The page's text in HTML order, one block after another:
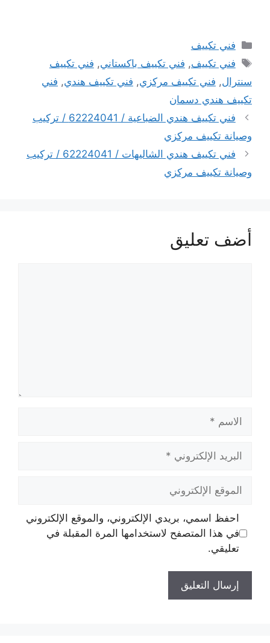
التصنيفات
فني تكييف
الوسوم
فني تكييف, فني تكييف باكستاني, فني تكييف
سنترال, فني تكييف مركزي, فني تكييف هندي, فني
تكييف هندي دسمان
فني تكييف هندي الضباعية / 62224041 / تركيب
وصيانة تكييف مركزي
فني تكييف هندي الشاليهات / 62224041 / تركيب
وصيانة تكييف مركزي
أضف تعليق
الإلكتروني
الإلكتروني
احفظ اسمي، بريدي الإلكتروني، والموقع الإلكتروني
في هذا المتصفح لاستخدامها المرة المقبلة في
تعليقي.